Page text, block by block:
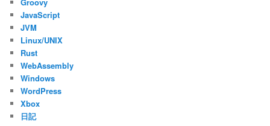
Groovy
JavaScript
JVM
Linux/UNIX
Rust
WebAssembly
Windows
WordPress
Xbox
日記